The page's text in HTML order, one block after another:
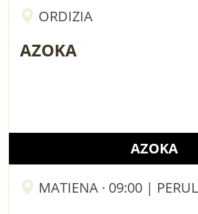
ORDIZIA
AZOKA
AZOKA
MATIENA · 09:00 |